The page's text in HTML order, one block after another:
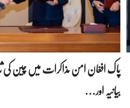
پاک افغان امن مذاکرات میں چین کی
بیانیہ اور…